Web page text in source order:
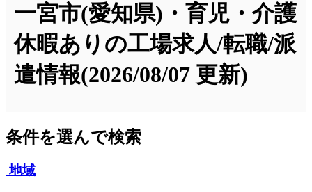
一宮市(愛知県)・育児・介護
休暇ありの工場求人/転職/派
遣情報(2026/08/07 更新)
条件を選んで検索
地域